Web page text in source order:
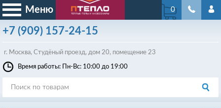
Меню
+7 (909) 157-24-15
г. Москва, Студёный проезд, дом 20, помещение 23
0
Время работы: Пн-Вс: 10:00 до 19:00